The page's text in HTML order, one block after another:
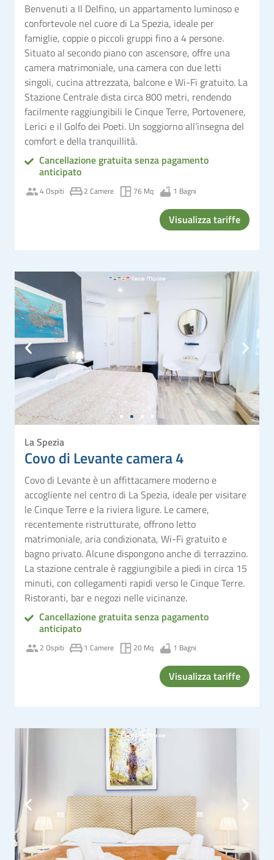
Benvenuti a Il Delfino, un appartamento luminoso e
confortevole nel cuore di La Spezia, ideale per
famiglie, coppie o piccoli gruppi fino a 4 persone.
Situato al secondo piano con ascensore, offre una
camera matrimoniale, una camera con due letti
singoli, cucina attrezzata, balcone e Wi-Fi gratuito. La
Stazione Centrale dista circa 800 metri, rendendo
facilmente raggiungibili le Cinque Terre, Portovenere,
Lerici e il Golfo dei Poeti. Un soggiorno all’insegna del
comfort e della tranquillità.
Cancellazione gratuita senza pagamento
anticipato
4 Ospiti 2 Camere 76 Mq 1 Bagni
Visualizza tariffe
La Spezia
Covo di Levante camera 4
Covo di Levante è un affittacamere moderno e
accogliente nel centro di La Spezia, ideale per visitare
le Cinque Terre e la riviera ligure. Le camere,
recentemente ristrutturate, offrono letto
matrimoniale, aria condizionata, Wi-Fi gratuito e
bagno privato. Alcune dispongono anche di terrazzino.
La stazione centrale è raggiungibile a piedi in circa 15
minuti, con collegamenti rapidi verso le Cinque Terre.
Ristoranti, bar e negozi nelle vicinanze.
Cancellazione gratuita senza pagamento
anticipato
2 Ospiti 1 Camere 20 Mq 1 Bagni
Visualizza tariffe